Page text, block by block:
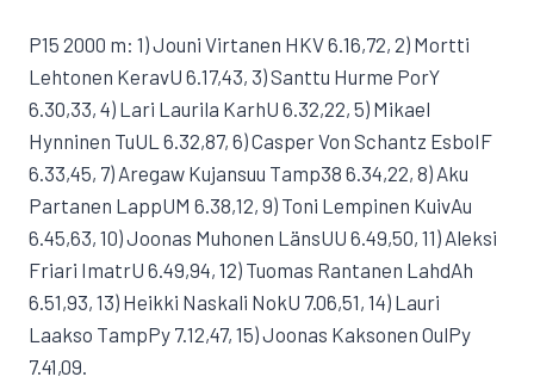
P15 2000 m: 1) Jouni Virtanen HKV 6.16,72, 2) Mortti
Lehtonen KeravU 6.17,43, 3) Santtu Hurme PorY
6.30,33, 4) Lari Laurila KarhU 6.32,22, 5) Mikael
Hynninen TuUL 6.32,87, 6) Casper Von Schantz EsboIF
6.33,45, 7) Aregaw Kujansuu Tamp38 6.34,22, 8) Aku
Partanen LappUM 6.38,12, 9) Toni Lempinen KuivAu
6.45,63, 10) Joonas Muhonen LänsUU 6.49,50, 11) Aleksi
Friari ImatrU 6.49,94, 12) Tuomas Rantanen LahdAh
6.51,93, 13) Heikki Naskali NokU 7.06,51, 14) Lauri
Laakso TampPy 7.12,47, 15) Joonas Kaksonen OulPy
7.41,09.